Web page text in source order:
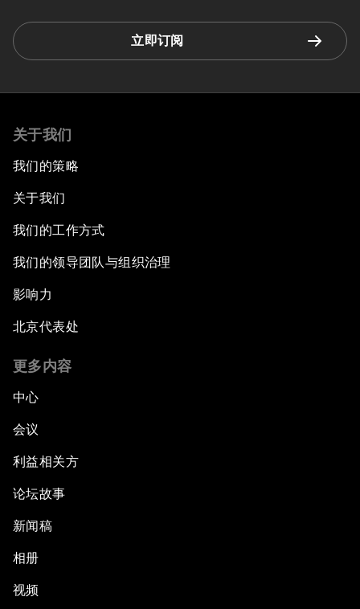
立即订阅
关于我们
我们的策略
关于我们
我们的工作方式
我们的领导团队与组织治理
影响力
北京代表处
更多内容
中心
会议
利益相关方
论坛故事
新闻稿
相册
视频